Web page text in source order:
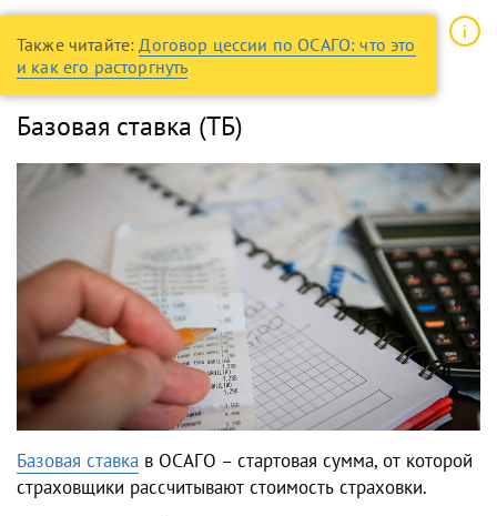
Также читайте:Договор цессии по ОСАГО: что это
и как его расторгнуть
Базовая ставка (ТБ)
Базовая ставка в ОСАГО – стартовая сумма, от которой
страховщики рассчитывают стоимость страховки.